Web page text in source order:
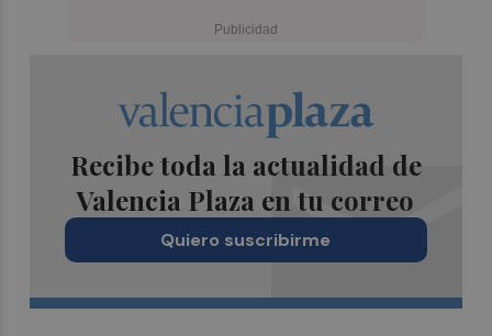
Recibe toda la actualidad de
Valencia Plaza en tu correo
Quiero suscribirme